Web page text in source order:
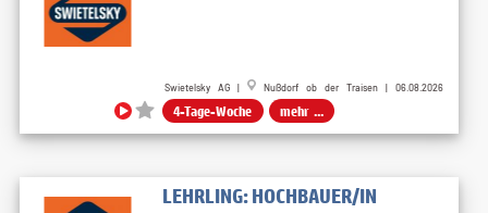
Swietelsky AG | Nußdorf ob der Traisen | 06.08.2026
4-Tage-Woche mehr ...
LEHRLING: HOCHBAUER/IN